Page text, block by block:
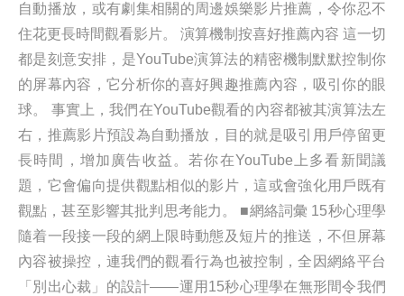
自動播放，或有劇集相關的周邊娛樂影片推薦，令你忍不
住花更長時間觀看影片。 演算機制按喜好推薦內容 這一切
都是刻意安排，是YouTube演算法的精密機制默默控制你
的屏幕內容，它分析你的喜好興趣推薦內容，吸引你的眼
球。 事實上，我們在YouTube觀看的內容都被其演算法左
右，推薦影片預設為自動播放，目的就是吸引用戶停留更
長時間，增加廣告收益。若你在YouTube上多看新聞議
題，它會偏向提供觀點相似的影片，這或會強化用戶既有
觀點，甚至影響其批判思考能力。 ■網絡詞彙 15秒心理學
隨着一段接一段的網上限時動態及短片的推送，不但屏幕
內容被操控，連我們的觀看行為也被控制，全因網絡平台
「別出心裁」的設計——運用15秒心理學在無形間令我們